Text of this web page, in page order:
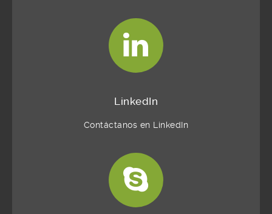
LinkedIn
Contáctanos en LinkedIn